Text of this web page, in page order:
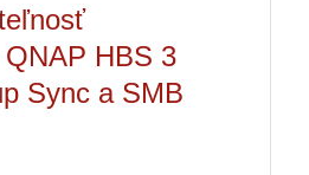
HBS 3
Sync a SMB